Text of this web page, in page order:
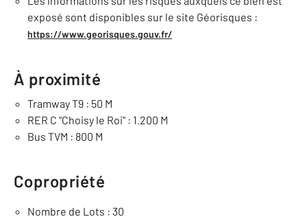
exposé sont disponibles sur le site Géorisques :
https://www.georisques.gouv.fr/
À proximité
Tramway T9 : 50 M
RER C "Choisy le Roi" : 1.200 M
Bus TVM : 800 M
Copropriété
Nombre de Lots : 30